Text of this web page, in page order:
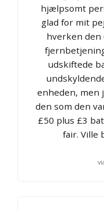
hjælpsomt
glad for mit
hverken
udskiftede
enheden, men
den som den
£50 plus £3
fair. Ville